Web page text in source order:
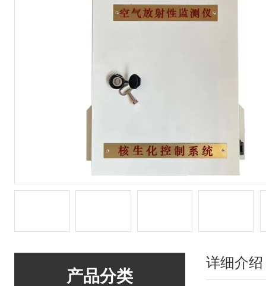
产品分类
详细介绍